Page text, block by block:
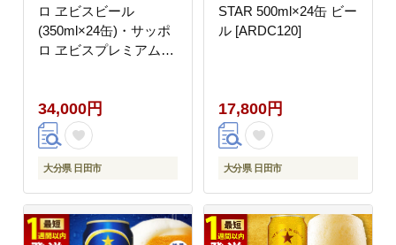
ロ ヱビスビール
(350ml×24缶)・サッポ
ロ ヱビスプレミアムブ
/ 株式会社綾部商店 ビ
ールセット 飲み比べ び
ーる ビール [ARDC169]
34,000円
大分県 日田市
STAR 500ml×24缶 ビー
ル [ARDC120]
17,800円
大分県 日田市